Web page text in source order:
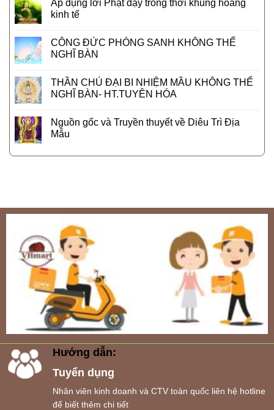
Áp dụng lời Phật dạy trong thời khủng hoảng
kinh tế
CÔNG ĐỨC PHÓNG SANH KHÔNG THỂ
NGHĨ BÀN
THẦN CHÚ ĐẠI BI NHIỆM MẦU KHÔNG THỂ
NGHĨ BÀN- HT.TUYÊN HÓA
Nguồn gốc và Truyền thuyết về Diêu Trì Địa
Mẫu
Hướng dẫn:
Tuyển dụng
Nhân viên kinh doanh và CTV toàn quốc liên hệ hotline
để biết thêm chi tiết